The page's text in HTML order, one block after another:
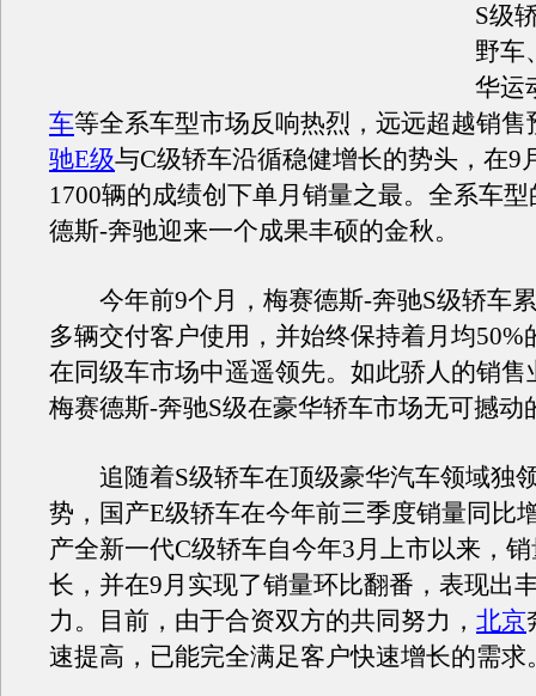
S级
野车
华运
车等全系车型市场反响热烈，远远超越销售
驰E级与C级轿车沿循稳健增长的势头，在9
1700辆的成绩创下单月销量之最。全系车
德斯-奔驰迎来一个成果丰硕的金秋。
今年前9个月，梅赛德斯-奔驰S级轿车累
多辆交付客户使用，并始终保持着月均50%
在同级车市场中遥遥领先。如此骄人的销售
梅赛德斯-奔驰S级在豪华轿车市场无可撼动
追随着S级轿车在顶级豪华汽车领域独
势，国产E级轿车在今年前三季度销量同比
产全新一代C级轿车自今年3月上市以来，
长，并在9月实现了销量环比翻番，表现出
力。目前，由于合资双方的共同努力， 北京
速提高，已能完全满足客户快速增长的需求